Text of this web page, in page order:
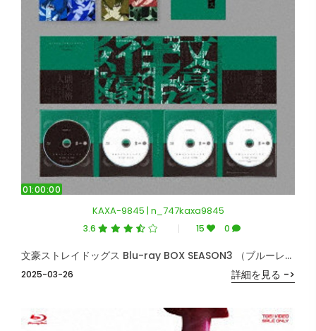
01:00:00
KAXA-9845 | n_747kaxa9845
3.6 15 0
2025-03-26
文豪ストレイドッグス Blu-ray BOX SEASON3 （ブルーレイディスク）
詳細を見る ->